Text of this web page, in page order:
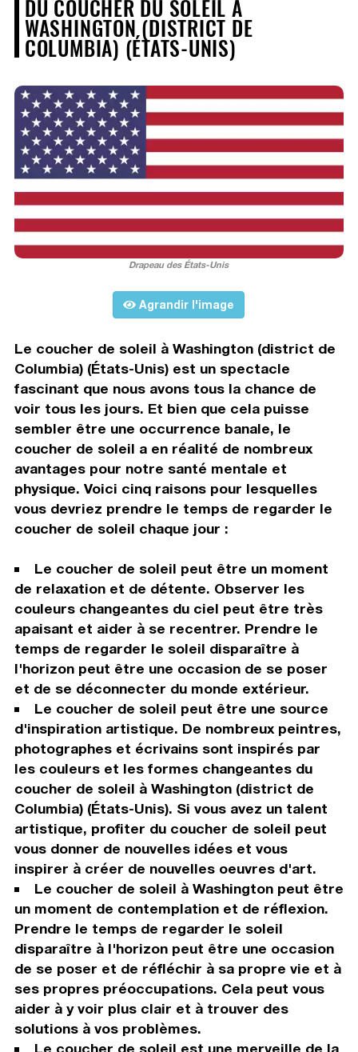
DU COUCHER DU SOLEIL À
WASHINGTON (DISTRICT DE
COLUMBIA) (ÉTATS-UNIS)
Drapeau des États-Unis
Agrandir l'image
Le coucher de soleil à Washington (district de
Columbia) (États-Unis) est un spectacle
fascinant que nous avons tous la chance de
voir tous les jours. Et bien que cela puisse
sembler être une occurrence banale, le
coucher de soleil a en réalité de nombreux
avantages pour notre santé mentale et
physique. Voici cinq raisons pour lesquelles
vous devriez prendre le temps de regarder le
coucher de soleil chaque jour :
Le coucher de soleil peut être un moment
de relaxation et de détente. Observer les
couleurs changeantes du ciel peut être très
apaisant et aider à se recentrer. Prendre le
temps de regarder le soleil disparaître à
l'horizon peut être une occasion de se poser
et de se déconnecter du monde extérieur.
Le coucher de soleil peut être une source
d'inspiration artistique. De nombreux peintres,
photographes et écrivains sont inspirés par
les couleurs et les formes changeantes du
coucher de soleil à Washington (district de
Columbia) (États-Unis). Si vous avez un talent
artistique, profiter du coucher de soleil peut
vous donner de nouvelles idées et vous
inspirer à créer de nouvelles oeuvres d'art.
Le coucher de soleil à Washington peut être
un moment de contemplation et de réflexion.
Prendre le temps de regarder le soleil
disparaître à l'horizon peut être une occasion
de se poser et de réfléchir à sa propre vie et à
ses propres préoccupations. Cela peut vous
aider à y voir plus clair et à trouver des
solutions à vos problèmes.